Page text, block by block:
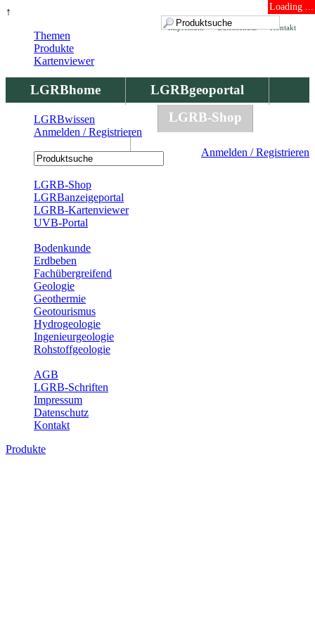
↑ Loading ...
Kontakt
Datenschutz
Impressum
LGRBhome
LGRBgeoportal
LGRBbohrungen
LGRB-Shop
Anmelden / Registrieren
Themen
Produkte
Kartenviewer
LGRBwissen
Anmelden / Registrieren
LGRB-Shop
LGRBanzeigeportal
LGRB-Kartenviewer
UVB-Portal
Bodenkunde
Erdbeben
Fachübergreifend
Geologie
Geothermie
Geotourismus
Hydrogeologie
Ingenieurgeologie
Rohstoffgeologie
AGB
LGRB-Schriften
Impressum
Datenschutz
Kontakt
Produkte